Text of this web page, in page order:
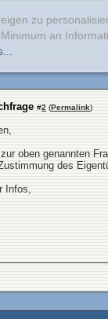
zu
an
#2 (Permalink)
oben genannten
des
Infos,